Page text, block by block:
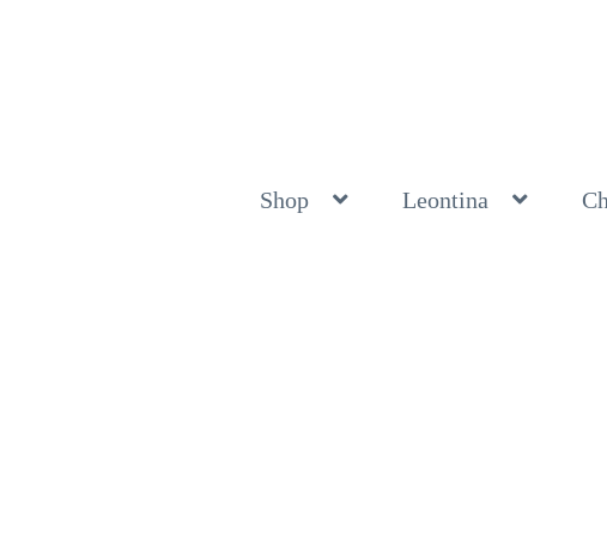
Shop Leontina